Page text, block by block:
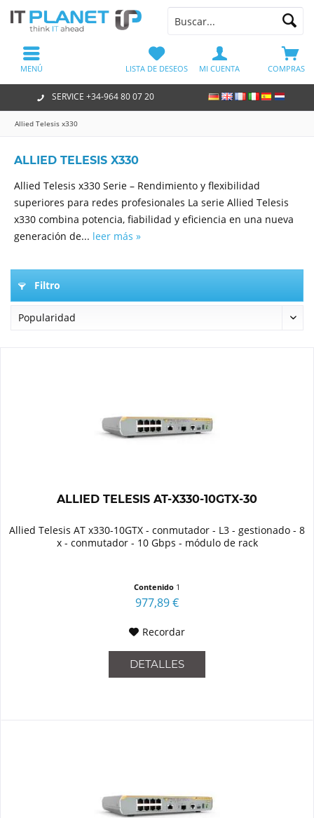
SERVICE +34-964 80 07 20
COMPRAS
LISTA DE DESEOS MI CUENTA
MENÚ
Allied Telesis x330
ALLIED TELESIS X330
Allied Telesis x330 Serie – Rendimiento y flexibilidad
superiores para redes profesionales La serie Allied Telesis
x330 combina potencia, fiabilidad y eficiencia en una nueva
generación de... leer más »
Filtro
ALLIED TELESIS AT-X330-10GTX-30
Allied Telesis AT x330-10GTX - conmutador - L3 - gestionado - 8
x - conmutador - 10 Gbps - módulo de rack
Contenido 1
977,89 €
Recordar
DETALLES